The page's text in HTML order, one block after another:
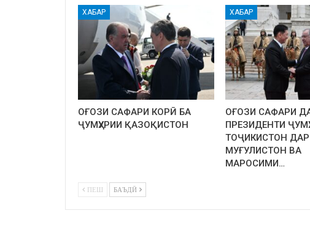
ХАБАР
ОҒОЗИ САФАРИ КОРӢ БА
ҶУМҲУРИИ ҚАЗОҚИСТОН
ХАБАР
ОҒОЗИ САФАРИ
ПРЕЗИДЕНТИ
ТОҶИКИСТОН ДАР
МУҒУЛИСТОН ВА
МАРОСИМИ…
ПЕШ БАЪДӢ